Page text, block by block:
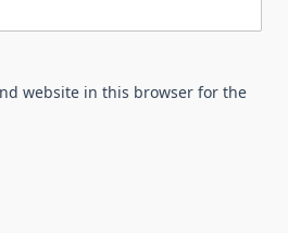
website in this browser for the